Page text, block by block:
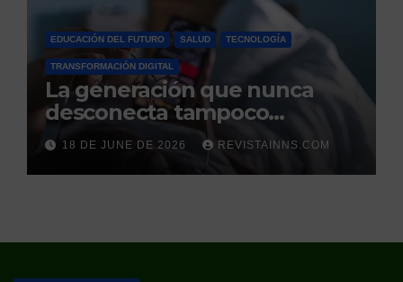
EDUCACIÓN DEL FUTURO SALUD TECNOLOGÍA
TRANSFORMACIÓN DIGITAL
La generación que nunca
desconecta tampoco
duerme
18 DE JUNE DE 2026 REVISTAINNS.COM